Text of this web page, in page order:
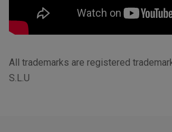
All trademarks are registered
S.L.U